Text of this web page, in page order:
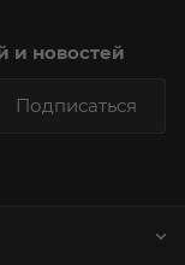
и новостей
Подписаться